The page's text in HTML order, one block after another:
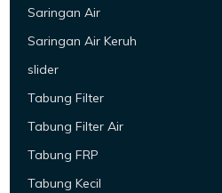
Saringan Air
Saringan Air Keruh
slider
Tabung Filter
Tabung Filter Air
Tabung FRP
Tabung Kecil